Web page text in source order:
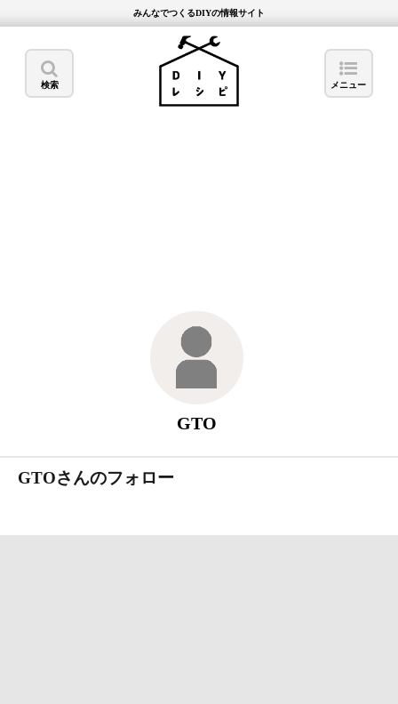
みんなでつくるDIYの情報サイト
検索 メニュー
GTO
GTOさんのフォロー